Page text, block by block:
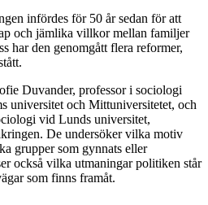
infördes för 50 år sedan för att
och jämlika villkor mellan familjer
har den genomgått flera reformer,
Duvander, professor i sociologi
universitet och Mittuniversitetet, och
vid Lunds universitet,
De undersöker vilka motiv
grupper som gynnats eller
också vilka utmaningar politiken står
som finns framåt.